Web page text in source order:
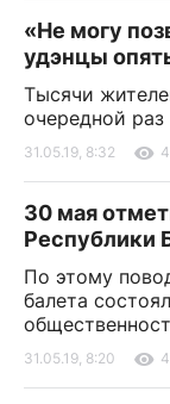
«Не могу
удэнцы
Тысячи
очередной раз
31.05.19, 8:32
30 мая
Республики
По этому
балета
31.05.19, 8:20